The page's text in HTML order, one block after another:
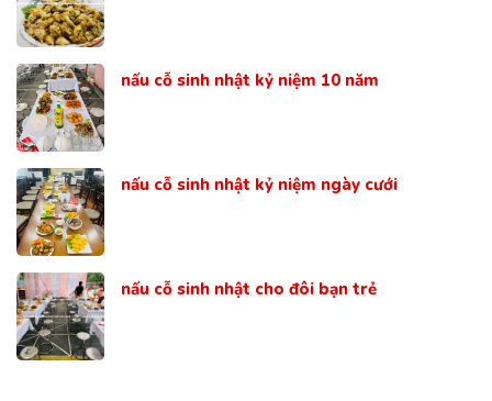
nấu cỗ sinh nhật kỷ niệm 10 năm
nấu cỗ sinh nhật kỷ niệm ngày cưới
nấu cỗ sinh nhật cho đôi bạn trẻ